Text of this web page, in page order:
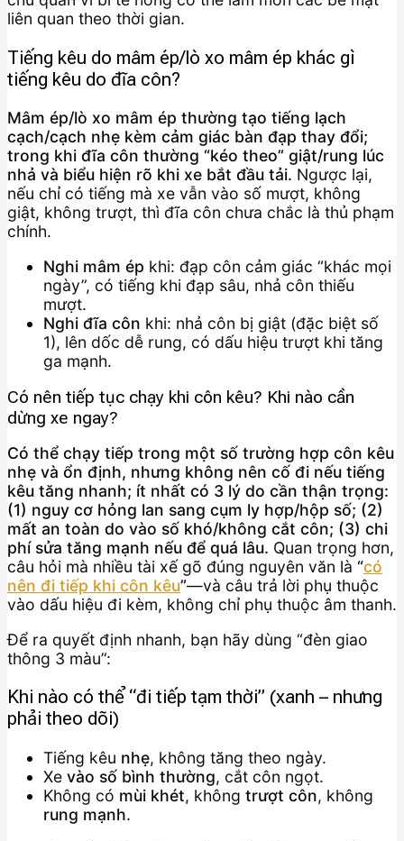
liên quan theo thời gian.
Tiếng kêu do mâm ép/lò xo mâm ép khác gì
tiếng kêu do đĩa côn?
Mâm ép/lò xo mâm ép thường tạo tiếng lạch
cạch/cạch nhẹ kèm cảm giác bàn đạp thay đổi;
trong khi đĩa côn thường “kéo theo” giật/rung lúc
nhả và biểu hiện rõ khi xe bắt đầu tải. Ngược lại,
nếu chỉ có tiếng mà xe vẫn vào số mượt, không
giật, không trượt, thì đĩa côn chưa chắc là thủ phạm
chính.
Nghi mâm ép khi: đạp côn cảm giác “khác mọi
ngày”, có tiếng khi đạp sâu, nhả côn thiếu
mượt.
Nghi đĩa côn khi: nhả côn bị giật (đặc biệt số
1), lên dốc dễ rung, có dấu hiệu trượt khi tăng
ga mạnh.
Có nên tiếp tục chạy khi côn kêu? Khi nào cần
dừng xe ngay?
Có thể chạy tiếp trong một số trường hợp côn kêu
nhẹ và ổn định, nhưng không nên cố đi nếu tiếng
kêu tăng nhanh; ít nhất có 3 lý do cần thận trọng:
(1) nguy cơ hỏng lan sang cụm ly hợp/hộp số; (2)
mất an toàn do vào số khó/không cắt côn; (3) chi
phí sửa tăng mạnh nếu để quá lâu. Quan trọng hơn,
câu hỏi mà nhiều tài xế gõ đúng nguyên văn là “có
nên đi tiếp khi côn kêu”—và câu trả lời phụ thuộc
vào dấu hiệu đi kèm, không chỉ phụ thuộc âm thanh.
Để ra quyết định nhanh, bạn hãy dùng “đèn giao
thông 3 màu”:
Khi nào có thể “đi tiếp tạm thời” (xanh – nhưng
phải theo dõi)
Tiếng kêu nhẹ, không tăng theo ngày.
Xe vào số bình thường, cắt côn ngọt.
Không có mùi khét, không trượt côn, không
rung mạnh.